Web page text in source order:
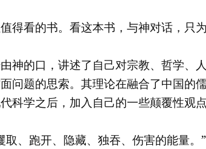
得看的书。看这本书，与神对话，只
神的口，讲述了自己对宗教、哲学、
问题的思索。其理论在融合了中国的
科学之后，加入自己的一些颠覆性观
取、跑开、隐藏、独吞、伤害的能量。”